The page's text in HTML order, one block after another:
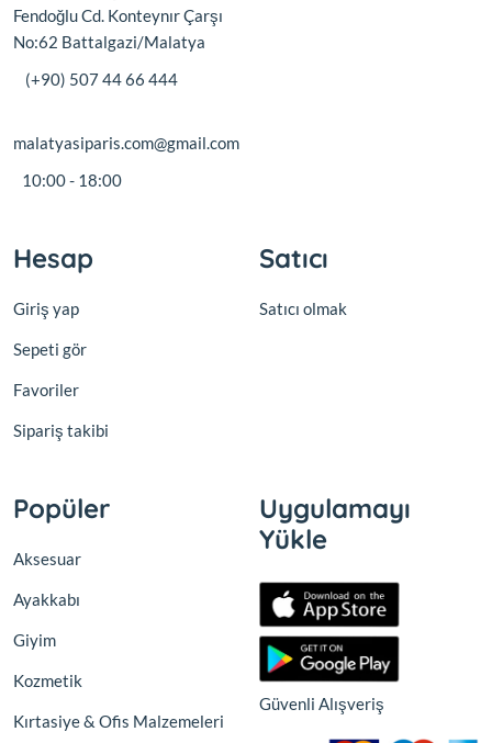
Fendoğlu Cd. Konteynır Çarşı
No:62 Battalgazi/Malatya
(+90) 507 44 66 444
malatyasiparis.com@gmail.com
10:00 - 18:00
Hesap
Giriş yap
Sepeti gör
Favoriler
Sipariş takibi
Satıcı
Satıcı olmak
Popüler
Aksesuar
Ayakkabı
Giyim
Kozmetik
Kırtasiye & Ofis Malzemeleri
Uygulamayı
Yükle
Güvenli Alışveriş